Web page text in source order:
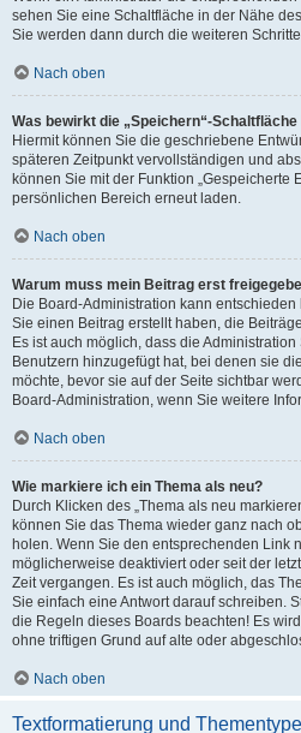
sehen Sie eine Schaltfläche in der Nähe
Sie werden dann durch die weiteren
Nach oben
Was bewirkt die „Speichern“-
Hiermit können Sie die geschriebene
späteren Zeitpunkt vervollständigen und
können Sie mit der Funktion „Gespeicherte
persönlichen Bereich erneut laden.
Nach oben
Warum muss mein Beitrag erst
Die Board-Administration kann
Sie einen Beitrag erstellt haben, die
Es ist auch möglich, dass die
Benutzern hinzugefügt hat, bei denen sie
möchte, bevor sie auf der Seite sichtbar
Board-Administration, wenn Sie weitere
Nach oben
Wie markiere ich ein Thema als neu?
Durch Klicken des „Thema als neu
können Sie das Thema wieder ganz nach
holen. Wenn Sie den entsprechenden Link
möglicherweise deaktiviert oder seit der
Zeit vergangen. Es ist auch möglich, das
Sie einfach eine Antwort darauf schreiben.
die Regeln dieses Boards beachten! Es
ohne triftigen Grund auf alte oder
Nach oben
Textformatierung und